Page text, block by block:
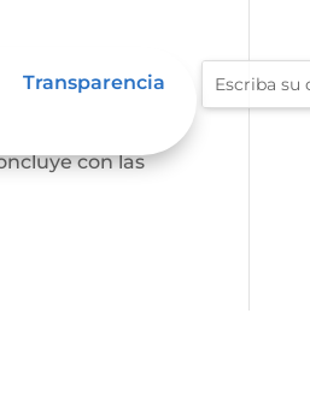
Transparencia
declarar que
con las